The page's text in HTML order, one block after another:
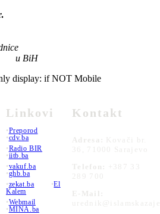
u BiH
display: if NOT Mobile
Linkovi
•Preporod
•cdv.ba
•Radio BIR
•iitb.ba
•vakuf.ba
•ghb.ba
•zekat.ba •El
Kalem
•Webmail
•MINA.ba
Kontakt
Adresa:
Kovači br.
36, 71000 Sarajevo
Telefon:
+387 33
289 700
E-Mail: